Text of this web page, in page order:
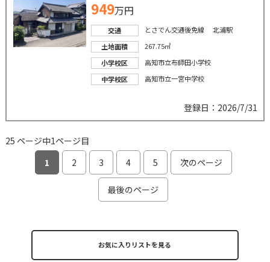
949万円
交通
とさでん交通後免線 北浦駅
土地面積
267.75㎡
小学校区
高知市立布師田小学校
中学校区
高知市立一宮中学校
登録日：2026/7/31
25 ページ中1ページ目
1
2 3 4 5 次のページ
最後のページ
お気に入りリストを見る